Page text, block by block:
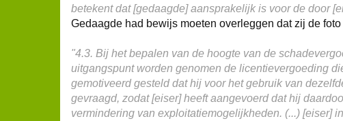
betekent dat [gedaagde] aansprakelijk is voor de door
Gedaagde had bewijs moeten overleggen dat zij de
"4.3. Bij het bepalen van de hoogte van de
uitgangspunt worden genomen de licentievergoeding
gemotiveerd gesteld dat hij voor het gebruik van
gevraagd, zodat [eiser] heeft aangevoerd dat hij
vermindering van exploitatiemogelijkheden. (...) [eiser]